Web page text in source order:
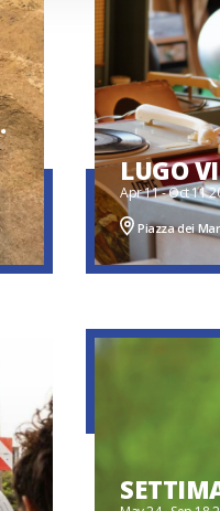
LUGO
Apr 11 - Oct 11
Piazza dei